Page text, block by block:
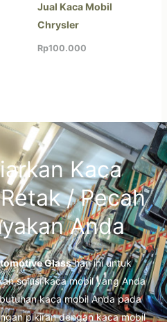
Jual Kaca Mobil
Chrysler
Rp100.000
Kaca
/ Pecah
Anda
Glasshari ini untuk
solusi kaca mobil yang Anda
kaca mobil Anda pada
pikiran dengan kaca mobil